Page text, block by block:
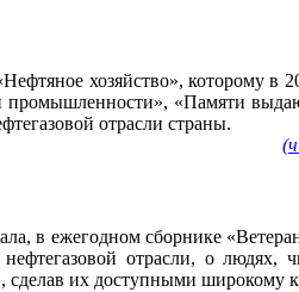
хозяйство», которому в
промышленности», «Памяти
отрасли страны.
в ежегодном сборнике
отрасли, о людях,
сделав их доступными широкому